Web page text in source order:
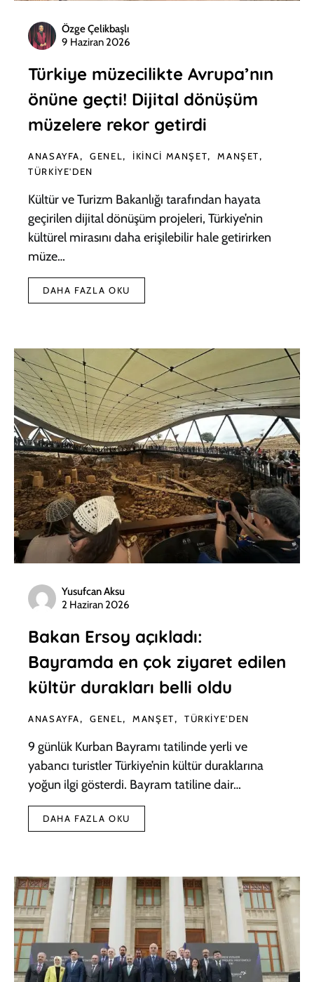
Özge Çelikbaşlı
9 Haziran 2026
Türkiye müzecilikte Avrupa’nın
önüne geçti! Dijital dönüşüm
müzelere rekor getirdi
ANASAYFA GENEL İKINCI MANŞET
MANŞET
TÜRKIYE'DEN
Kültür ve Turizm Bakanlığı tarafından hayata
geçirilen dijital dönüşüm projeleri, Türkiye’nin
kültürel mirasını daha erişilebilir hale getirirken
müze…
DAHA FAZLA OKU
Yusufcan Aksu
2 Haziran 2026
Bakan Ersoy açıkladı:
Bayramda en çok ziyaret edilen
kültür durakları belli oldu
ANASAYFA GENEL MANŞET TÜRKIYE'DEN
9 günlük Kurban Bayramı tatilinde yerli ve
yabancı turistler Türkiye’nin kültür duraklarına
yoğun ilgi gösterdi. Bayram tatiline dair…
DAHA FAZLA OKU